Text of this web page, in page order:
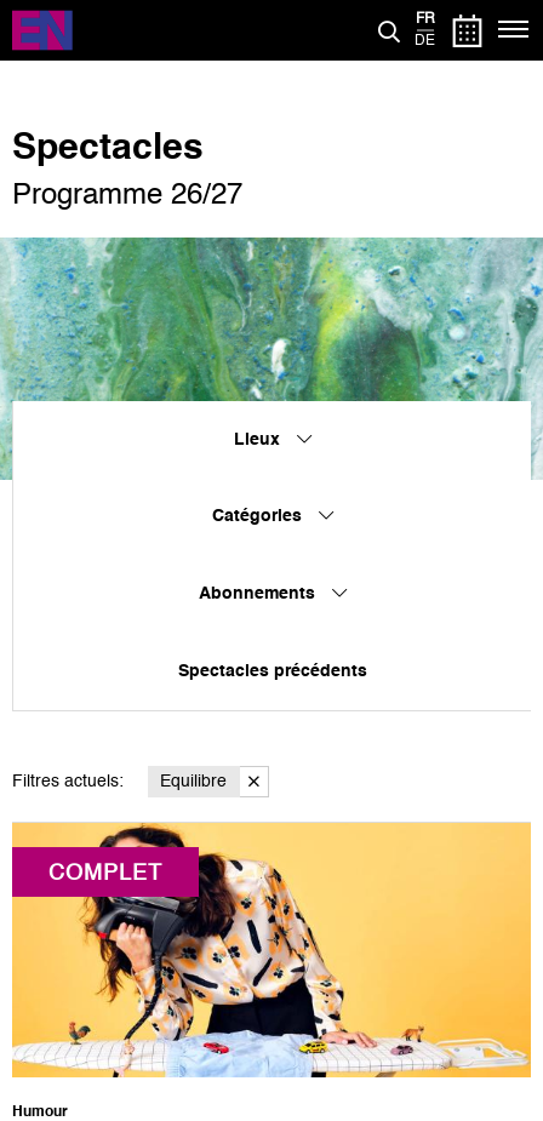
Aller
contenu
FR
DE
Spectacles
Programme 26/27
Lieux
Catégories
Abonnements
Spectacles précédents
Filtres actuels: Equilibre
COMPLET
Humour